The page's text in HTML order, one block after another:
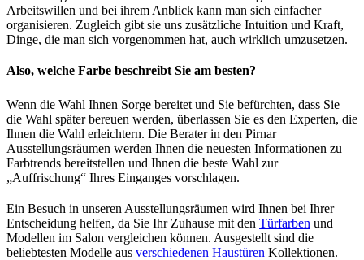
Arbeitswillen und bei ihrem Anblick kann man sich einfacher
organisieren. Zugleich gibt sie uns zusätzliche Intuition und Kraft,
Dinge, die man sich vorgenommen hat, auch wirklich umzusetzen.
Also, welche Farbe beschreibt Sie am besten?
Wenn die Wahl Ihnen Sorge bereitet und Sie befürchten, dass Sie
die Wahl später bereuen werden, überlassen Sie es den Experten, die
Ihnen die Wahl erleichtern. Die Berater in den Pirnar
Ausstellungsräumen werden Ihnen die neuesten Informationen zu
Farbtrends bereitstellen und Ihnen die beste Wahl zur
„Auffrischung“ Ihres Einganges vorschlagen.
Ein Besuch in unseren Ausstellungsräumen wird Ihnen bei Ihrer
Entscheidung helfen, da Sie Ihr Zuhause mit den Türfarben und
Modellen im Salon vergleichen können. Ausgestellt sind die
beliebtesten Modelle aus verschiedenen Haustüren Kollektionen.